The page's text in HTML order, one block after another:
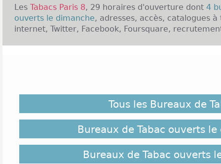
Les Tabacs Paris 8, 29 horaires d'ouverture dont 4
ouverts le dimanche, adresses, accès, catalogues
internet, Twitter, Facebook, Foursquare,
cet arrondissement deviennent des points de
partagent un moment dans une ambiance
abondantes et les espaces de vente sont clarifiés
de la règlementation en vigueur. Les tabacs à
créer un espace permettant d'orienter le client
premier coup d'œil.
Tous les Bureaux de
Bureaux de Tabac ouverts
Bureaux de Tabac ouverts